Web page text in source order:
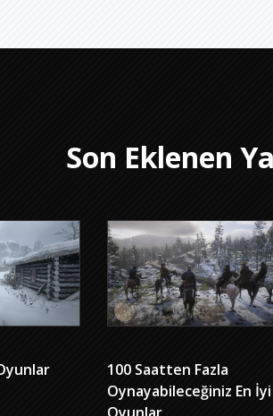
Son Eklenen
100 Saatten Fazla
Oynayabileceğiniz En İyi
Oyunlar